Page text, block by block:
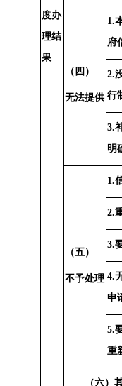
度办
理结
果
（四）
无法提供
1.
府
2.
行
3.
明
（五）
不予处理
1.
2.
3.
4.
申
5.
重
（六）